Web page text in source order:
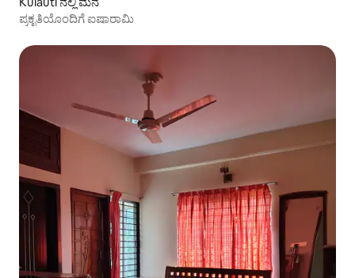
ಪ್ರಕೃತಿಯೊಂದಿಗೆ ಐಷಾರಾಮಿ